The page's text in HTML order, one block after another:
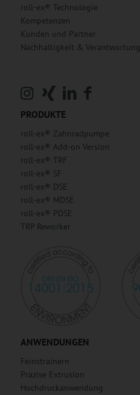
roll-ex® Technologie
Kompetenzen
Kunden und Partner
Nachhaltigkeit & Verantwortung
PRODUKTE
roll-ex® Zahnradpumpe
roll-ex® Add-on Version
roll-ex® TRF
roll-ex® SF
roll-ex® DSE
roll-ex® MDSE
roll-ex® PDSE
TRP Reworker
ANWENDUNGEN
Feinstrainern
Präzise Extrusion
Hochdruckanwendung